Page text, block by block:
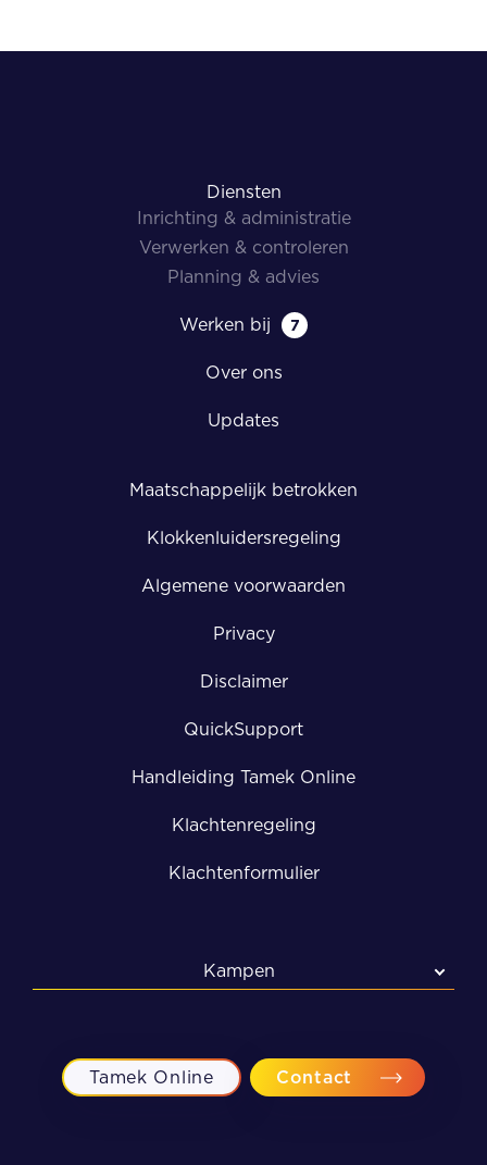
Diensten
Inrichting & administratie
Verwerken & controleren
Planning & advies
Werken bij 7
Over ons
Updates
Maatschappelijk betrokken
Klokkenluidersregeling
Algemene voorwaarden
Privacy
Disclaimer
QuickSupport
Handleiding Tamek Online
Klachtenregeling
Klachtenformulier
Kampen
Meppel
Tamek Online Contact